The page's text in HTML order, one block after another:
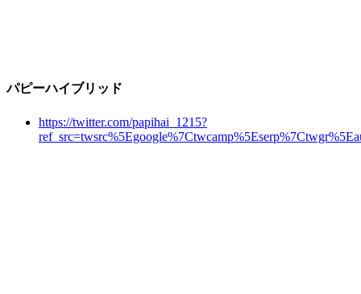
パピーハイブリッド
https://twitter.com/papihai_1215?